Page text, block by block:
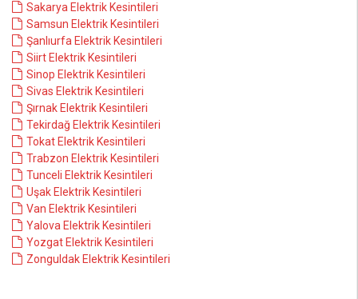
Sakarya Elektrik Kesintileri
Samsun Elektrik Kesintileri
Şanlıurfa Elektrik Kesintileri
Siirt Elektrik Kesintileri
Sinop Elektrik Kesintileri
Sivas Elektrik Kesintileri
Şırnak Elektrik Kesintileri
Tekirdağ Elektrik Kesintileri
Tokat Elektrik Kesintileri
Trabzon Elektrik Kesintileri
Tunceli Elektrik Kesintileri
Uşak Elektrik Kesintileri
Van Elektrik Kesintileri
Yalova Elektrik Kesintileri
Yozgat Elektrik Kesintileri
Zonguldak Elektrik Kesintileri